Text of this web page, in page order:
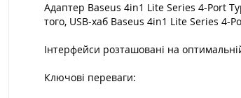
Адаптер Baseus 4in1 Lite Series 4-Port
того, USB-хаб Baseus 4in1 Lite Series 4-
Інтерфейси розташовані на
Ключові переваги: